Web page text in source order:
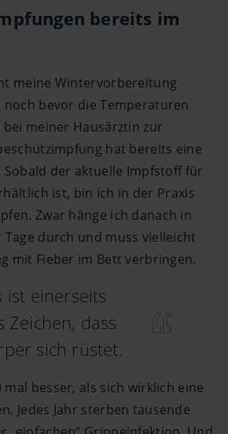
bereits im
meine Wintervorbereitung
bevor die Temperaturen
meiner Hausärztin zur
hat bereits eine
Sobald der aktuelle Impfstoff für
ist, bin ich in der Praxis
Zwar hänge ich danach in
Tage durch und muss vielleicht
mit Fieber im Bett verbringen.
ist einerseits
Zeichen, dass
sich rüstet.
besser, als sich wirklich eine
Jedes Jahr sterben tausende